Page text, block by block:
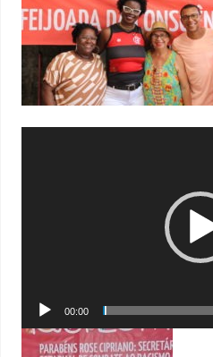
00:00